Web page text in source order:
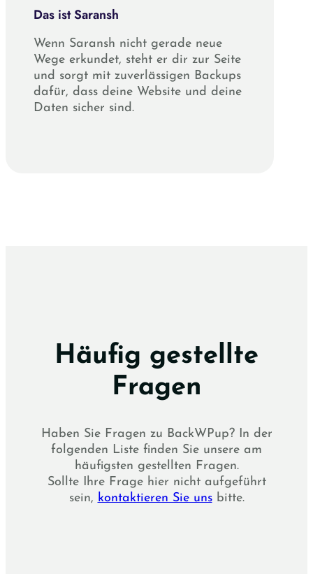
Das ist Saransh
Wenn Saransh nicht gerade neue
Wege erkundet, steht er dir zur Seite
und sorgt mit zuverlässigen Backups
dafür, dass deine Website und deine
Daten sicher sind.
Häufig gestellte
Fragen
Haben Sie Fragen zu BackWPup? In der
folgenden Liste finden Sie unsere am
häufigsten gestellten Fragen.
Sollte Ihre Frage hier nicht aufgeführt
sein, kontaktieren Sie unsbitte.